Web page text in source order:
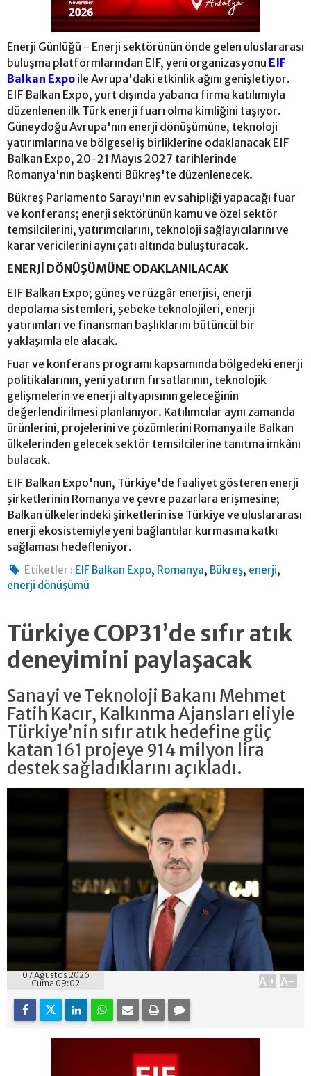
Enerji Günlüğü - Enerji sektörünün önde gelen uluslararası
buluşma platformlarından EIF, yeni organizasyonu EIF
Balkan Expo ile Avrupa'daki etkinlik ağını genişletiyor.
EIF Balkan Expo, yurt dışında yabancı firma katılımıyla
düzenlenen ilk Türk enerji fuarı olma kimliğini taşıyor.
Güneydoğu Avrupa'nın enerji dönüşümüne, teknoloji
yatırımlarına ve bölgesel iş birliklerine odaklanacak EIF
Balkan Expo, 20-21 Mayıs 2027 tarihlerinde
Romanya'nın başkenti Bükreş'te düzenlenecek.
Bükreş Parlamento Sarayı'nın ev sahipliği yapacağı fuar
ve konferans; enerji sektörünün kamu ve özel sektör
temsilcilerini, yatırımcılarını, teknoloji sağlayıcılarını ve
karar vericilerini aynı çatı altında buluşturacak.
ENERJİ DÖNÜŞÜMÜNE ODAKLANILACAK
EIF Balkan Expo; güneş ve rüzgâr enerjisi, enerji
depolama sistemleri, şebeke teknolojileri, enerji
yatırımları ve finansman başlıklarını bütüncül bir
yaklaşımla ele alacak.
Fuar ve konferans programı kapsamında bölgedeki enerji
politikalarının, yeni yatırım fırsatlarının, teknolojik
gelişmelerin ve enerji altyapısının geleceğinin
değerlendirilmesi planlanıyor. Katılımcılar aynı zamanda
ürünlerini, projelerini ve çözümlerini Romanya ile Balkan
ülkelerinden gelecek sektör temsilcilerine tanıtma imkânı
bulacak.
EIF Balkan Expo'nun, Türkiye'de faaliyet gösteren enerji
şirketlerinin Romanya ve çevre pazarlara erişmesine;
Balkan ülkelerindeki şirketlerin ise Türkiye ve uluslararası
enerji ekosistemiyle yeni bağlantılar kurmasına katkı
sağlaması hedefleniyor.
Etiketler : EIF Balkan Expo, Romanya, Bükreş, enerji,
enerji dönüşümü
Türkiye COP31’de sıfır atık
deneyimini paylaşacak
Sanayi ve Teknoloji Bakanı Mehmet
Fatih Kacır, Kalkınma Ajansları eliyle
Türkiye’nin sıfır atık hedefine güç
katan 161 projeye 914 milyon lira
destek sağladıklarını açıkladı.
07 Ağustos 2026
Cuma 09:02
A+ A-